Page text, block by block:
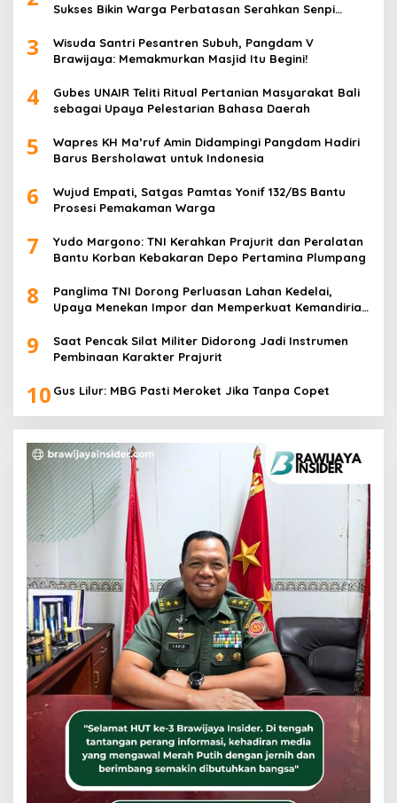
Sukses Bikin Warga Perbatasan Serahkan Senpi
3
Wisuda Santri Pesantren Subuh, Pangdam V
Brawijaya: Memakmurkan Masjid Itu Begini!
4
Gubes UNAIR Teliti Ritual Pertanian Masyarakat Bali
sebagai Upaya Pelestarian Bahasa Daerah
5
Wapres KH Ma’ruf Amin Didampingi Pangdam Hadiri
Barus Bersholawat untuk Indonesia
6
Wujud Empati, Satgas Pamtas Yonif 132/BS Bantu
Prosesi Pemakaman Warga
7
Yudo Margono: TNI Kerahkan Prajurit dan Peralatan
Bantu Korban Kebakaran Depo Pertamina Plumpang
8
Panglima TNI Dorong Perluasan Lahan Kedelai,
Upaya Menekan Impor dan Memperkuat Kemandirian
9
Saat Pencak Silat Militer Didorong Jadi Instrumen
Pembinaan Karakter Prajurit
10 Gus Lilur: MBG Pasti Meroket Jika Tanpa Copet